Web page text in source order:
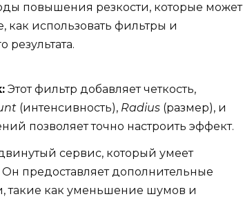
повышения резкости, которые может
как использовать фильтры и
Этот фильтр добавляет четкость,
(интенсивность), Radius (размер), и
позволяет точно настроить эффект.
сервис, который умеет
предоставляет дополнительные
такие как уменьшение шумов и